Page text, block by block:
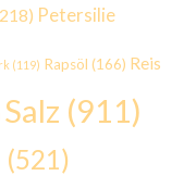
Petersilie
(119) Rapsöl (166) Reis
Salz (911)
(521)